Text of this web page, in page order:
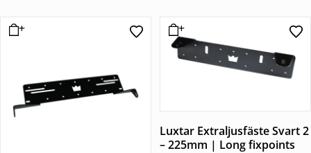
Luxtar Extraljusfäste Svart 2
– 225mm | Long fixpoints